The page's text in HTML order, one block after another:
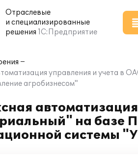
Отраслевые
и специализированные
решения 1С:Предприятие
управления и учета
агробизнесом"
на базе
системы